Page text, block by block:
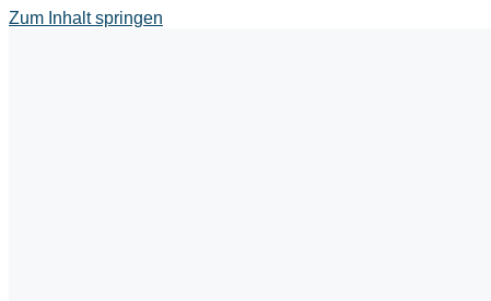
Zum Inhalt springen